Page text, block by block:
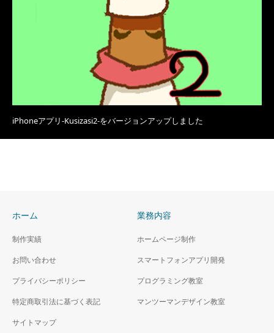
iPhoneアプリ-Kusizasi2-をバージョンアップしました
ホーム
制作実績
お問い合わせ
プライバシーポリシー
特定商取引法に基づく表記
サイトマップ
業務内容
ホームページ制作
スマートフォンアプリ開発
プログラミング教室
マンツーマンデザイン教室